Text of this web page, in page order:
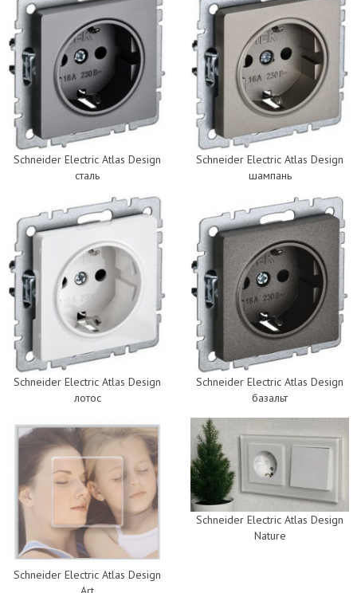
Schneider Electric Atlas Design
сталь
Schneider Electric Atlas Design
шампань
Schneider Electric Atlas Design
лотос
Schneider Electric Atlas Design
базальт
Schneider Electric Atlas Design
Schneider Electric Atlas Design
Nature